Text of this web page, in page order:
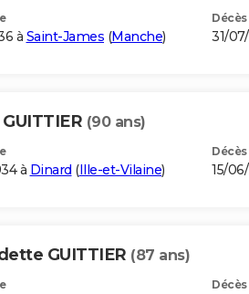
à Saint-James (Manche)
Décès
31/
(90 ans)
à Dinard (Ille-et-Vilaine)
Décès
15/
GUITTIER (87 ans)
Décès